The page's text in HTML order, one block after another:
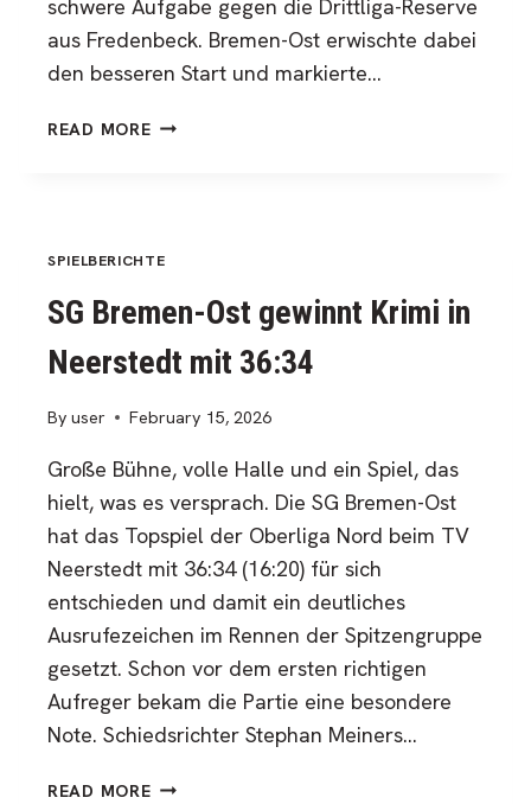
schwere Aufgabe gegen die Drittliga-Reserve
aus Fredenbeck. Bremen-Ost erwischte dabei
den besseren Start und markierte…
READ MOREKEINE
SPIELBERICHTE
SG Bremen-Ost gewinnt Krimi in
Neerstedt mit 36:34
By user February 15, 2026
Große Bühne, volle Halle und ein Spiel, das
hielt, was es versprach. Die SG Bremen-Ost
hat das Topspiel der Oberliga Nord beim TV
Neerstedt mit 36:34 (16:20) für sich
entschieden und damit ein deutliches
Ausrufezeichen im Rennen der Spitzengruppe
gesetzt. Schon vor dem ersten richtigen
Aufreger bekam die Partie eine besondere
Note. Schiedsrichter Stephan Meiners…
READ MORESG